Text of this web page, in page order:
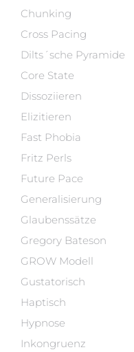
Chunking
Cross Pacing
Dilts´sche Pyramide
Core State
Dissoziieren
Elizitieren
Fast Phobia
Fritz Perls
Future Pace
Generalisierung
Glaubenssätze
Gregory Bateson
GROW Modell
Gustatorisch
Haptisch
Hypnose
Inkongruenz